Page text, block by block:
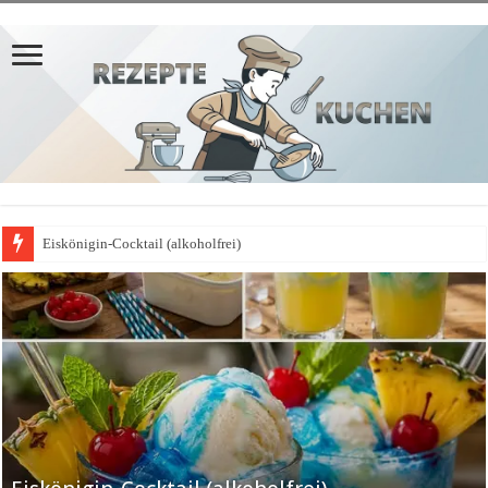
Eiskönigin-Cocktail (alkoholfrei)
𝗣𝗳𝗹𝗮𝘂𝗺𝗲𝗻𝗸𝘂𝗰𝗵𝗲𝗻-𝗔𝗽𝗳𝗲𝗹𝗯𝗹𝗲𝗰𝗵𝗸𝘂𝗰𝗵𝗲𝗻-